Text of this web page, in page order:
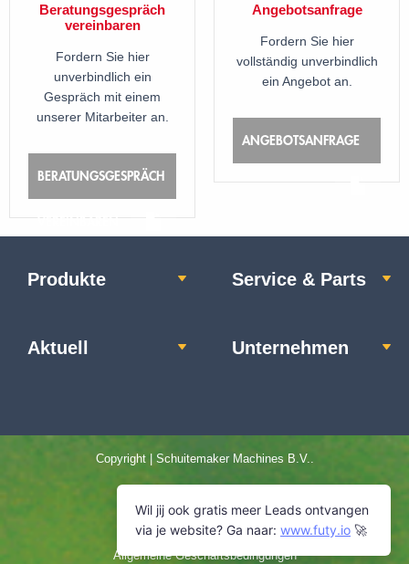
Beratungsgespräch
vereinbaren
Fordern Sie hier
unverbindlich ein
Gespräch mit einem
unserer Mitarbeiter an.
BERATUNGSGESPRÄCH
VEREINBAREN
Angebotsanfrage
Fordern Sie hier
vollständig unverbindlich
ein Angebot an.
ANGEBOTSANFRAGE
Produkte Service & Parts
Aktuell Unternehmen
Copyright | Schuitemaker Machines B.V..
Impressum
Datenschutzerklärung
Allgemeine Geschäftsbedingungen